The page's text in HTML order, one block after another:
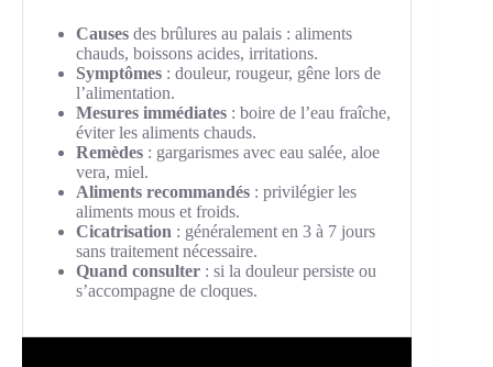
Causes des brûlures au palais : aliments
chauds, boissons acides, irritations.
Symptômes : douleur, rougeur, gêne lors de
l’alimentation.
Mesures immédiates : boire de l’eau fraîche,
éviter les aliments chauds.
Remèdes : gargarismes avec eau salée, aloe
vera, miel.
Aliments recommandés : privilégier les
aliments mous et froids.
Cicatrisation : généralement en 3 à 7 jours
sans traitement nécessaire.
Quand consulter : si la douleur persiste ou
s’accompagne de cloques.